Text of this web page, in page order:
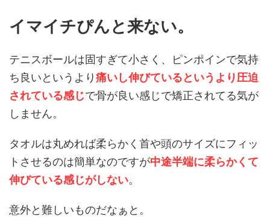
イマイチぴんと来ない。
テニスボールは固すぎて小さく、ピンポインで気持
ち良いというより痛いし伸びているというより圧迫
されている感じで骨が良い感じで矯正されてる気が
しません。
タオルは丸めれば柔らかく首や頭のサイズにフィッ
トさせるのは簡単なのですが中途半端に柔らかくて
伸びている感じがしない。
意外と難しいものだなぁと。